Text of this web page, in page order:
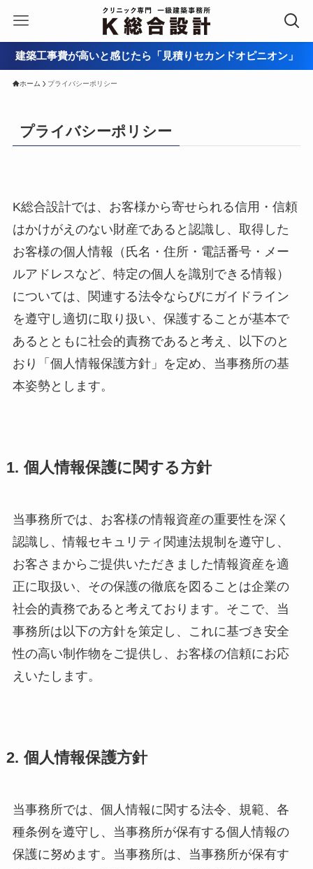
建築工事費が高いと感じたら「見積りセカンドオピニオン」
ホーム プライバシーポリシー
プライバシーポリシー
K総合設計では、お客様から寄せられる信用・信頼
はかけがえのない財産であると認識し、取得した
お客様の個人情報（氏名・住所・電話番号・メー
ルアドレスなど、特定の個人を識別できる情報）
については、関連する法令ならびにガイドライン
を遵守し適切に取り扱い、保護することが基本で
あるとともに社会的責務であると考え、以下のと
おり「個人情報保護方針」を定め、当事務所の基
本姿勢とします。
1. 個人情報保護に関する方針
当事務所では、お客様の情報資産の重要性を深く
認識し、情報セキュリティ関連法規制を遵守し、
お客さまからご提供いただきました情報資産を適
正に取扱い、その保護の徹底を図ることは企業の
社会的責務であると考えております。そこで、当
事務所は以下の方針を策定し、これに基づき安全
性の高い制作物をご提供し、お客様の信頼にお応
えいたします。
2. 個人情報保護方針
当事務所では、個人情報に関する法令、規範、各
種条例を遵守し、当事務所が保有する個人情報の
保護に努めます。当事務所は、当事務所が保有す